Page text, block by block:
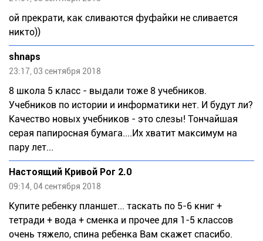
ой прекрати, как сливаются фуфайки не сливается
никто))
shnaps
23:17, 03 сентября 2018
8 школа 5 класс - выдали тоже 8 учебников.
Учебников по истории и информатики нет. И будут ли?
Качество новых учебников - это слезы! Тончайшая
серая папиросная бумага....Их хватит максимум на
пару лет...
Настоящий Кривой Рог 2.0
09:14, 04 сентября 2018
Купите ребенку планшет... таскать по 5-6 книг +
тетради + вода + сменка и прочее для 1-5 классов
очень тяжело, спина ребенка Вам скажет спасибо.